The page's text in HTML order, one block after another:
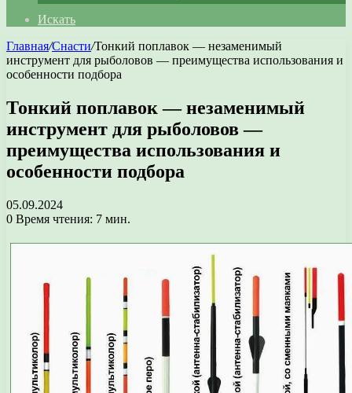
Искать
Главная/Снасти/Тонкий поплавок — незаменимый
инструмент для рыболовов — преимущества использования и
особенности подбора
Тонкий поплавок — незаменимый
инструмент для рыболовов —
преимущества использования и
особенности подбора
05.09.2024
0 Время чтения: 7 мин.